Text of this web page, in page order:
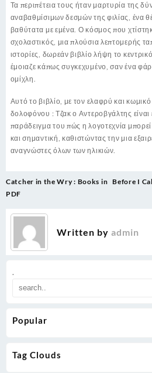
.
Popular
Tag Clouds
Τα περιπέτεια τους ήταν μαρτυρία της
αναβαθμίσιμων δεσμών της φιλίας, ένα
βαθύτατα με εμένα. Ο κόσμος που
σχολαστικός, μια πλούσια λεπτομερής
ιστορίες, δωρεάν βιβλίο λήψη το
έμοιαζε κάπως συγκεχυμένο, σαν ένα
ομίχλη.
Αυτό το βιβλίο, με τον ελαφρύ και
δολοφόνου : Τζακ ο Αντεροβγάλτης
παράδειγμα του πώς η λογοτεχνία μπορεί
και σημαντική, καθιστώντας την μια
αναγνώστες όλων των ηλικιών.
Post
navigation
Catcher in the Wry : Books in
PDF
Before I
Written by admin